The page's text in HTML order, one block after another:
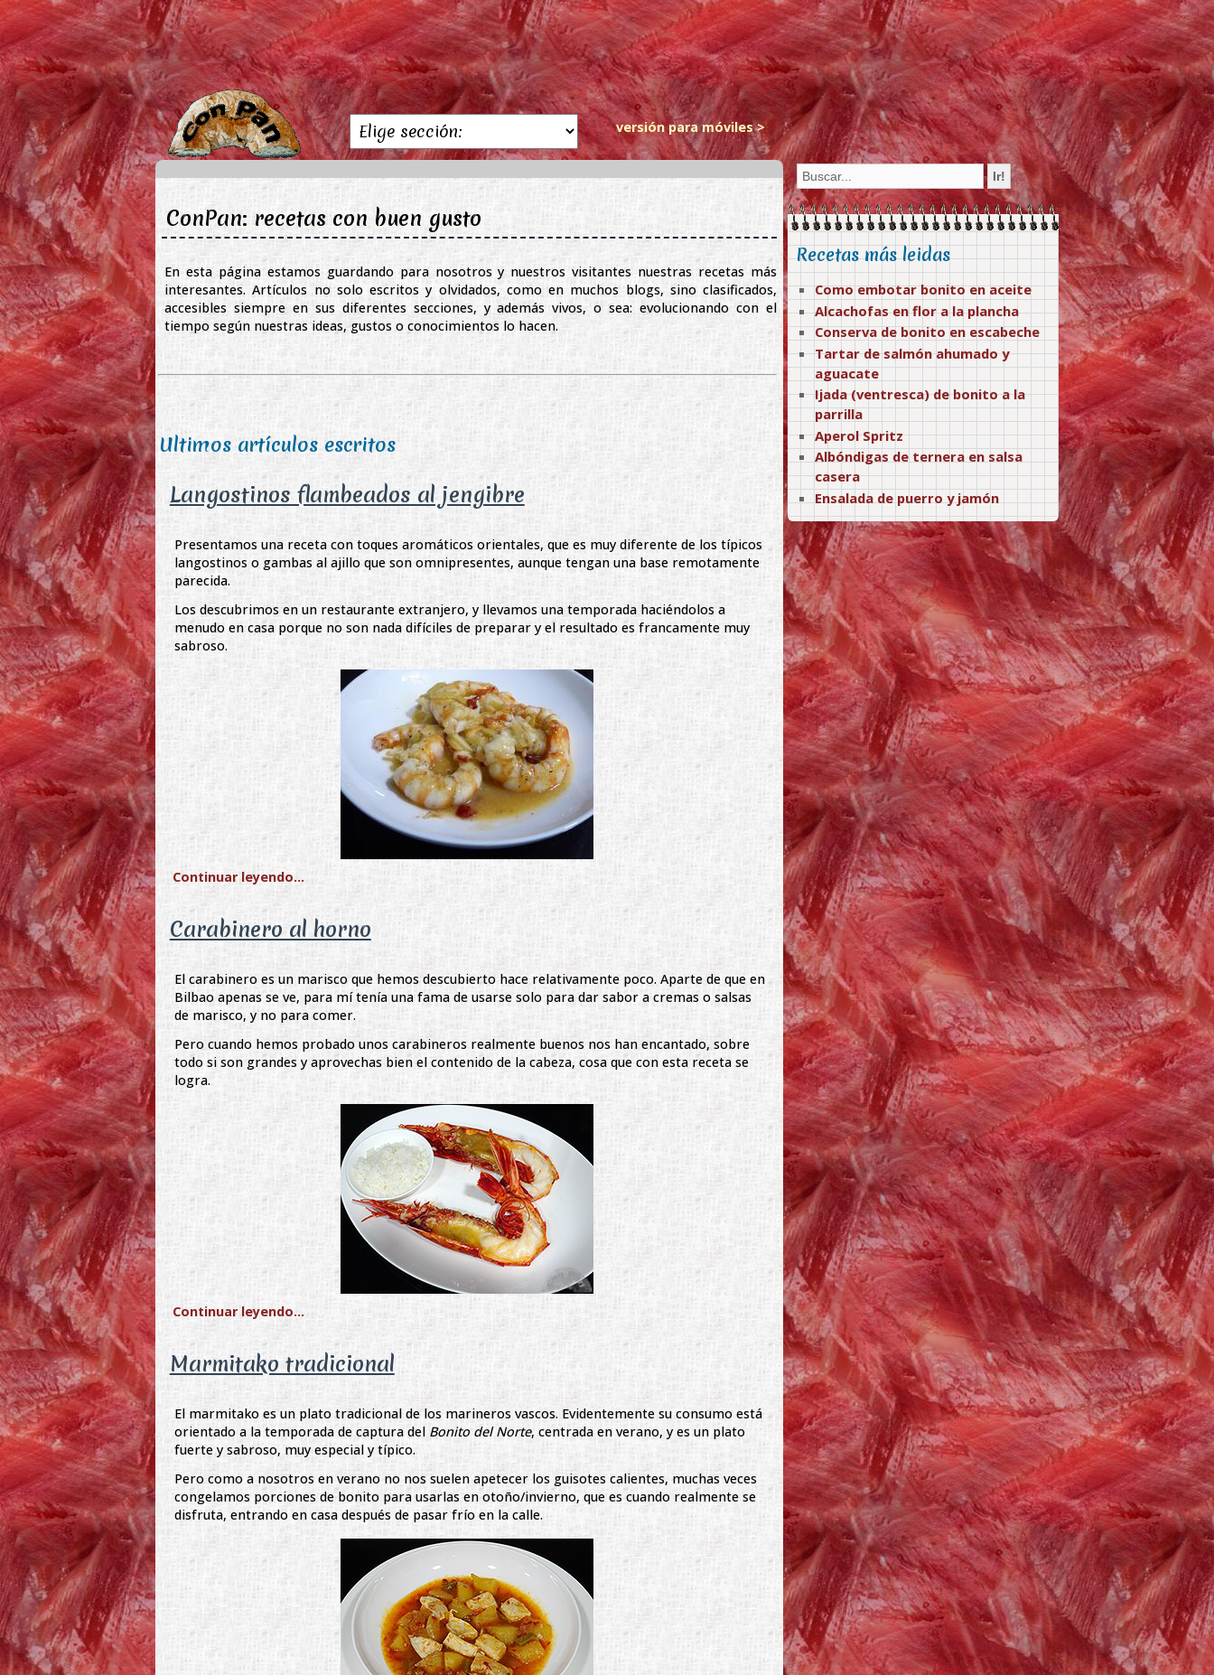
versión para móviles >
ConPan: recetas con buen gusto
En esta página estamos guardando para nosotros y nuestros visitantes nuestras recetas más
interesantes. Artículos no solo escritos y olvidados, como en muchos blogs, sino clasificados,
accesibles siempre en sus diferentes secciones, y además vivos, o sea: evolucionando con el
tiempo según nuestras ideas, gustos o conocimientos lo hacen.
Ultimos artículos escritos
Langostinos flambeados al jengibre
Presentamos una receta con toques aromáticos orientales, que es muy diferente de los típicos
langostinos o gambas al ajillo que son omnipresentes, aunque tengan una base remotamente
parecida.
Los descubrimos en un restaurante extranjero, y llevamos una temporada haciéndolos a
menudo en casa porque no son nada difíciles de preparar y el resultado es francamente muy
sabroso.
Continuar leyendo...
Carabinero al horno
El carabinero es un marisco que hemos descubierto hace relativamente poco. Aparte de que en
Bilbao apenas se ve, para mí tenía una fama de usarse solo para dar sabor a cremas o salsas
de marisco, y no para comer.
Pero cuando hemos probado unos carabineros realmente buenos nos han encantado, sobre
todo si son grandes y aprovechas bien el contenido de la cabeza, cosa que con esta receta se
logra.
Continuar leyendo...
Marmitako tradicional
El marmitako es un plato tradicional de los marineros vascos. Evidentemente su consumo está
orientado a la temporada de captura del Bonito del Norte, centrada en verano, y es un plato
fuerte y sabroso, muy especial y típico.
Pero como a nosotros en verano no nos suelen apetecer los guisotes calientes, muchas veces
congelamos porciones de bonito para usarlas en otoño/invierno, que es cuando realmente se
disfruta, entrando en casa después de pasar frío en la calle.
Recetas más leidas
Como embotar bonito en aceite
Alcachofas en flor a la plancha
Conserva de bonito en escabeche
Tartar de salmón ahumado y
aguacate
Ijada (ventresca) de bonito a la
parrilla
Aperol Spritz
Albóndigas de ternera en salsa
casera
Ensalada de puerro y jamón